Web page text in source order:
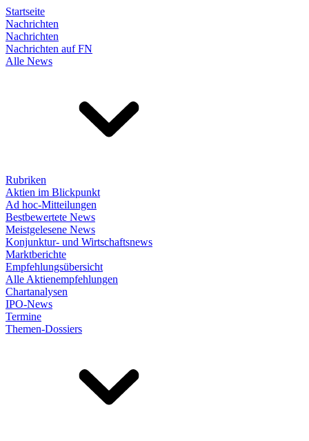
Startseite
Nachrichten
Nachrichten
Nachrichten auf FN
Alle News
Rubriken
Aktien im Blickpunkt
Ad hoc-Mitteilungen
Bestbewertete News
Meistgelesene News
Konjunktur- und Wirtschaftsnews
Marktberichte
Empfehlungsübersicht
Alle Aktienempfehlungen
Chartanalysen
IPO-News
Termine
Themen-Dossiers